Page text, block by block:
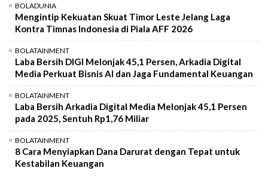
BOLADUNIA
Mengintip Kekuatan Skuat Timor Leste Jelang Laga
Kontra Timnas Indonesia di Piala AFF 2026
BOLATAINMENT
Laba Bersih DIGI Melonjak 45,1 Persen, Arkadia Digital
Media Perkuat Bisnis AI dan Jaga Fundamental Keuangan
BOLATAINMENT
Laba Bersih Arkadia Digital Media Melonjak 45,1 Persen
pada 2025, Sentuh Rp1,76 Miliar
BOLATAINMENT
8 Cara Menyiapkan Dana Darurat dengan Tepat untuk
Kestabilan Keuangan